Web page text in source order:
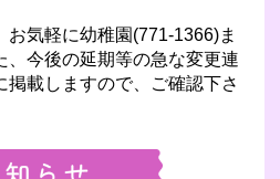
気軽に幼稚園(771-1366)ま
、今後の延期等の急な変更連
掲載しますので、ご確認下さ